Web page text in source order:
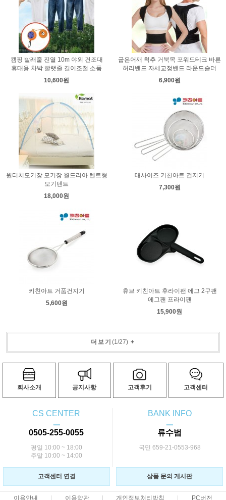
캠핑 빨래줄 진열 10m 야외 건조대
휴대용 차박 빨랫줄 길이조절 소품
10,600원
굽은어깨 척추 거북목 포워드테크 바른
허리밴드 자세교정밴드 라운드숄더
6,900원
원터치모기장 모기장 월드리아 텐트형
모기텐트
18,000원
대사이즈 키친아트 건지기
7,300원
키친아트 거품건지기
5,600원
휴브 키친아트 후라이팬 에그 2구팬
에그팬 프라이팬
15,900원
더보기 (1 /27) +
회사소개 공지사항 고객후기 고객센터
CS CENTER
ㅡ
0505-255-0055
평일 10:00 ~ 18:00
주말 10:00 ~ 14:00
BANK INFO
ㅡ
류수범
국민 659-21-0553-968
고객센터 연결 상품 문의 게시판
이용안내 이용약관 개인정보처리방침 PC버전